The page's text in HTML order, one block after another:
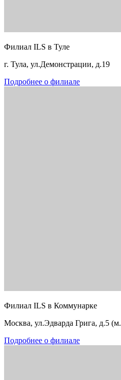
Филиал ILS в Туле
г. Тула, ул.Демонстрации, д.19
Подробнее о филиале
Филиал ILS в Коммунарке
Москва, ул.Эдварда Грига, д.5
Подробнее о филиале